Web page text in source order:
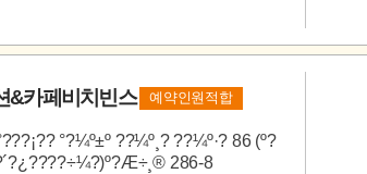
&카페비치빈스 예약인원적합
°?¼º±º ??¼º¸? ??¼º·? 86 (º?
286-8